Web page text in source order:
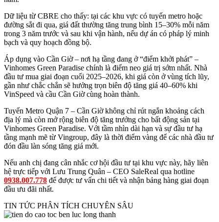
Dữ liệu từ CBRE cho thấy: tại các khu vực có tuyến metro hoặc
đường sắt đi qua, giá đất thường tăng trung bình 15–30% mỗi năm
trong 3 năm trước và sau khi vận hành, nếu dự án có pháp lý minh
bạch và quy hoạch đồng bộ.
Áp dụng vào Cần Giờ – nơi hạ tầng đang ở “điểm khởi phát” –
Vinhomes Green Paradise chính là điểm neo giá trị sớm nhất. Nhà
đầu tư mua giai đoạn cuối 2025–2026, khi giá còn ở vùng tích lũy,
gần như chắc chắn sẽ hưởng trọn biên độ tăng giá 40–60% khi
VinSpeed và cầu Cần Giờ cùng hoàn thành.
Tuyến Metro Quận 7 – Cần Giờ không chỉ rút ngắn khoảng cách
địa lý mà còn mở rộng biên độ tăng trưởng cho bất động sản tại
Vinhomes Green Paradise. Với tầm nhìn dài hạn và sự đầu tư hạ
tầng mạnh mẽ từ Vingroup, đây là thời điểm vàng để các nhà đầu tư
đón đầu làn sóng tăng giá mới.
Nếu anh chị đang cân nhắc cơ hội đầu tư tại khu vực này, hãy liên
hệ trực tiếp với Lưu Trung Quân – CEO SaleReal qua hotline
0938.007.778 để được tư vấn chi tiết và nhận bảng hàng giai đoạn
đầu ưu đãi nhất.
TIN TỨC PHÂN TÍCH CHUYÊN SÂU